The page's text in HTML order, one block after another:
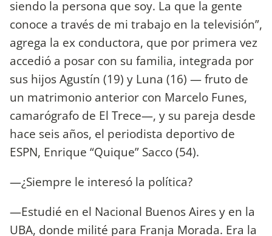
siendo la persona que soy. La que la gente
conoce a través de mi trabajo en la televisión”,
agrega la ex conductora, que por primera vez
accedió a posar con su familia, integrada por
sus hijos Agustín (19) y Luna (16) — fruto de
un matrimonio anterior con Marcelo Funes,
camarógrafo de El Trece—, y su pareja desde
hace seis años, el periodista deportivo de
ESPN, Enrique “Quique” Sacco (54).
—¿Siempre le interesó la política?
—Estudié en el Nacional Buenos Aires y en la
UBA, donde milité para Franja Morada. Era la